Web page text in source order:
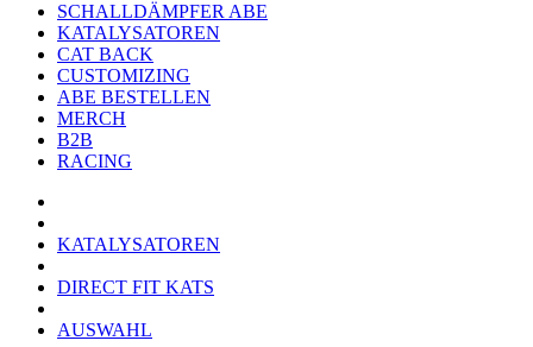
SCHALLDÄMPFER ABE
KATALYSATOREN
CAT BACK
CUSTOMIZING
ABE BESTELLEN
MERCH
B2B
RACING
KATALYSATOREN
DIRECT FIT KATS
AUSWAHL